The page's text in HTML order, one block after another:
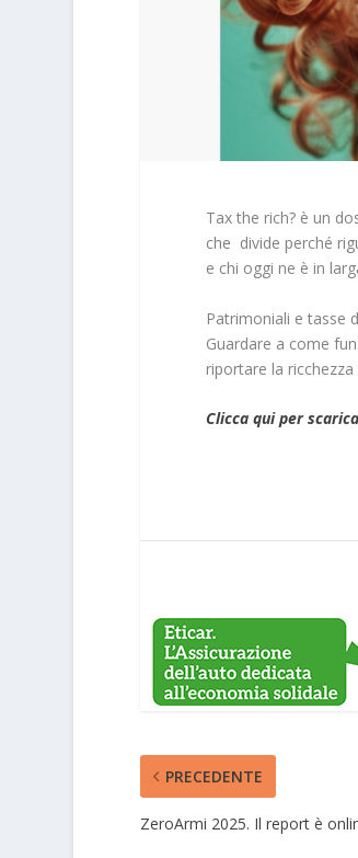
Tax the rich? è un
che divide perché
e chi oggi ne è in
Patrimoniali e tasse
Guardare a come
riportare la
Clicca qui per
PRECEDENTE
ZeroArmi 2025. Il report è